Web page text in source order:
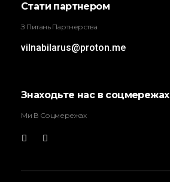
Стати партнером
З Питань Партнерства
vilnabilarus@proton.me
Знаходьте нас в соцмережах
Ми В Соцмережах